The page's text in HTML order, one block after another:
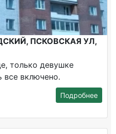
ПСКОВСКАЯ УЛ,
только девушке
все включено.
Подробнее